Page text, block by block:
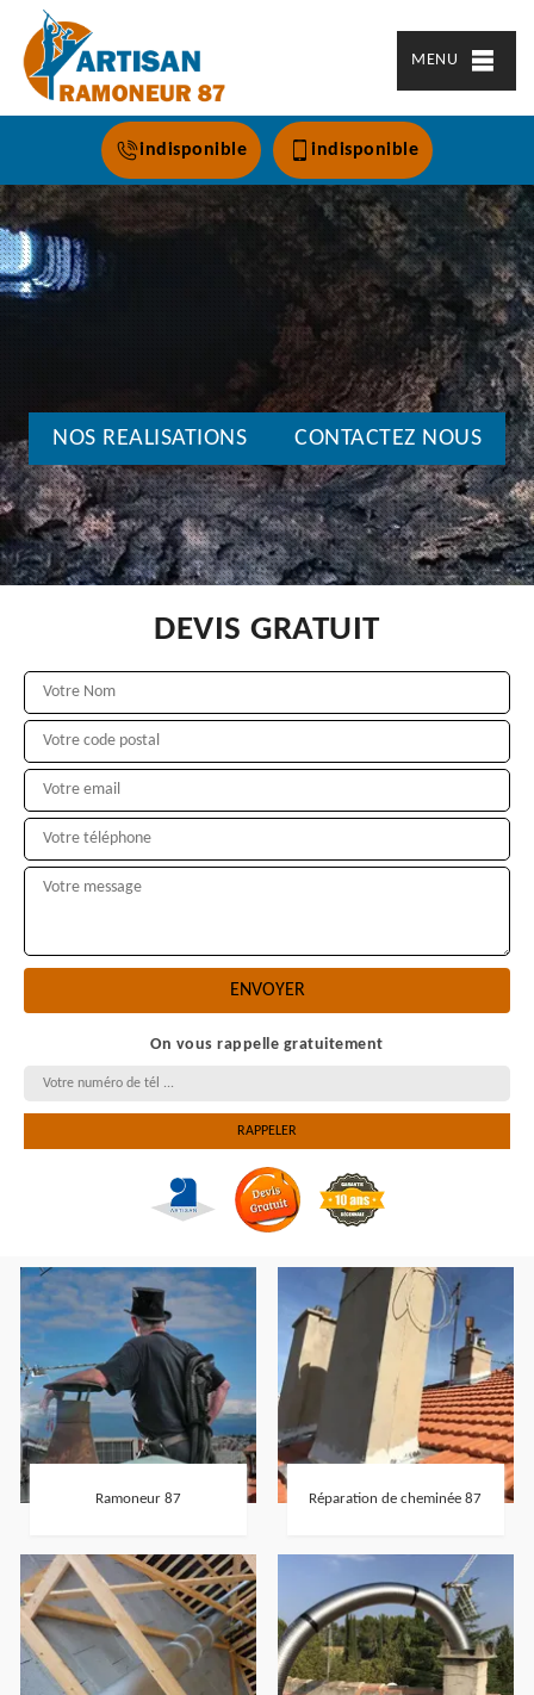
MENU
indisponible indisponible
NOS REALISATIONS CONTACTEZ NOUS
DEVIS GRATUIT
On vous rappelle gratuitement
Ramoneur 87 Réparation de cheminée 87